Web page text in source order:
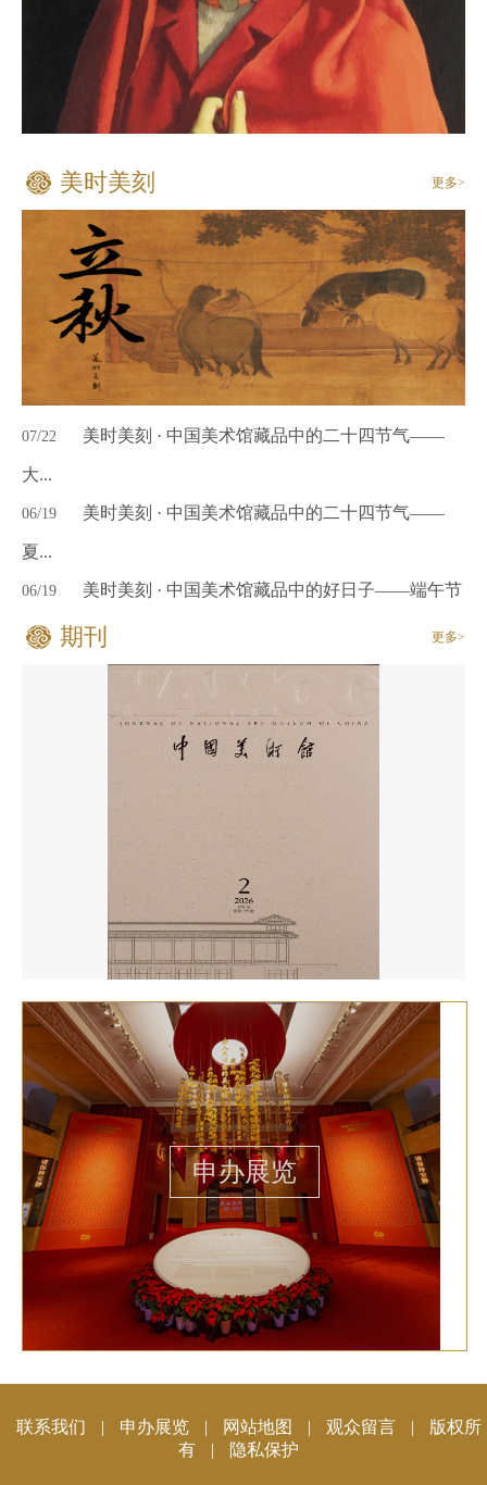
更多>
美时美刻
07/22 美时美刻 · 中国美术馆藏品中的二十四节气——
大...
06/19 美时美刻 · 中国美术馆藏品中的二十四节气——
夏...
06/19 美时美刻 · 中国美术馆藏品中的好日子——端午节
更多>
期刊
申办展览
联系我们 | 申办展览 | 网站地图 | 观众留言 |
版权所
有
| 隐私保护